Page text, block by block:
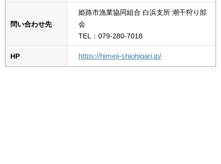
問い合わせ先
姫路市漁業協同組合 白浜支所 潮干狩り部
会
TEL：079-280-7018
HP https://himeji-shiohigari.jp/